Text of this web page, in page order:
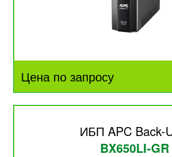
Цена по запросу
ИБП APC Back-
BX650LI-GR